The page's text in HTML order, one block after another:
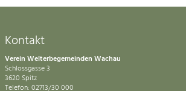
Kontakt
Verein Welterbegemeinden Wachau
Schlossgasse 3
3620 Spitz
Telefon: 02713/30 000